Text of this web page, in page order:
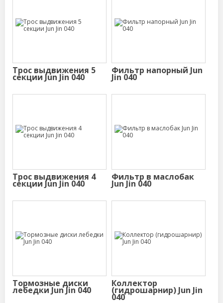
Трос выдвижения 5
секции Jun Jin 040
Фильтр напорный Jun
Jin 040
Трос выдвижения 4
секции Jun Jin 040
Фильтр в маслобак
Jun Jin 040
Тормозные диски
лебедки Jun Jin 040
Коллектор
(гидрошарнир) Jun Jin
040